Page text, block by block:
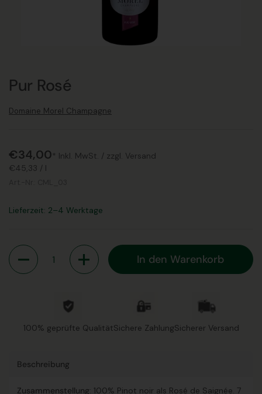
Pur Rosé
Domaine Morel Champagne
€34,00 * Inkl. MwSt. / zzgl. Versand
€45,33 / l
Lieferzeit: 2–4 Werktage
Anzahl
In den Warenkorb
100% geprüfte QualitätSichere ZahlungSicherer Versand
Beschreibung
Zusammenstellung: 100% Pinot noir als Rosé de Saignée. 7